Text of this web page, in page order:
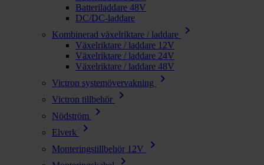
Batteriladdare 48V
DC/DC-laddare
Kombinerad växelriktare / laddare
chevron_right
Växelriktare / laddare 12V
Växelriktare / laddare 24V
Växelriktare / laddare 48V
Victron systemövervakning
chevron_right
Victron tillbehör chevron_right
Nödström chevron_right
Elverk chevron_right
Monteringstillbehör 12V chevron_right
chevron_right